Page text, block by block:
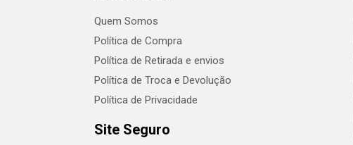
Quem Somos
Política de Compra
Política de Retirada e envios
Política de Troca e Devolução
Política de Privacidade
Site Seguro